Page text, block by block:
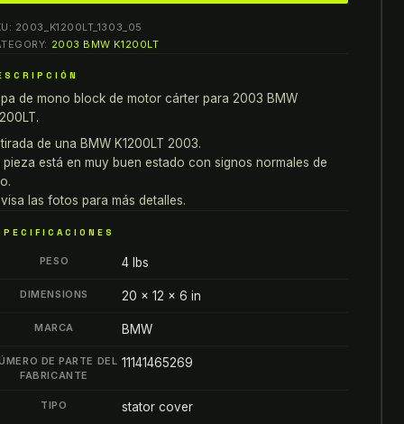
2003_K1200LT_1303_05
2003 BMW K1200LT
de mono block de motor cárter para 2003 BMW
de una BMW K1200LT 2003.
pieza está en muy buen estado con signos normales de
las fotos para más detalles.
PESO 4 lbs
DIMENSIONS 20 × 12 × 6 in
MARCA BMW
DE PARTE DEL
FABRICANTE
11141465269
TIPO stator cover